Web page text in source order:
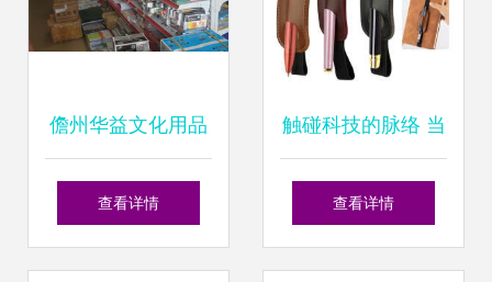
儋州华益文化用品
商行 品质与文化的
查看详情
触碰科技的脉络 当
电脑不再遥不可及
查看详情